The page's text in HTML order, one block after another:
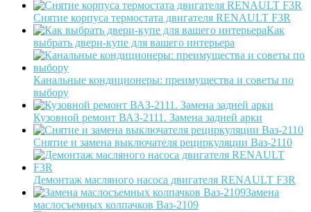
Снятие корпуса термостата двигателя RENAULT F3R
Как
выбрать двери-купе для вашего интерьера
Канальные кондиционеры: преимущества и советы по
выбору
Кузовной ремонт ВАЗ-2111. Замена задней арки
Снятие и замена выключателя рециркуляции Ваз-2110
Демонтаж масляного насоса двигателя RENAULT F3R
Замена
маслосъемных колпачков Ваз-2109